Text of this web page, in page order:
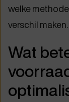
welke
verschil maken.
Wat